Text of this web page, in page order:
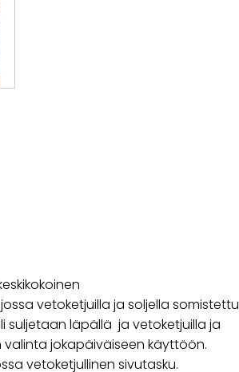
vetoketjuilla ja soljella somistettu
suljetaan läpällä ja vetoketjuilla ja
jokapäiväiseen käyttöön.
vetoketjullinen sivutasku.